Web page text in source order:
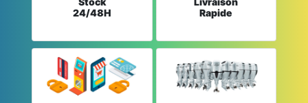
24/48H
Rapide